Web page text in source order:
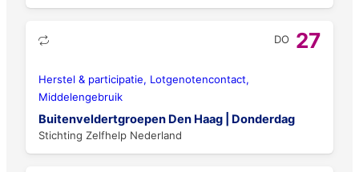
DO 27
Herstel & participatie, Lotgenotencontact,
Middelengebruik
Buitenveldertgroepen Den Haag | Donderdag
Stichting Zelfhelp Nederland